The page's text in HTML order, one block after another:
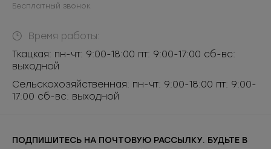
Бесплатный звонок
Время работы:
Ткацкая: пн-чт: 9:00-18:00 пт: 9:00-17:00 сб-вс:
выходной
Сельскохозяйственная: пн-чт: 9:00-18:00 пт: 9:00-
17:00 сб-вс: выходной
ПОДПИШИТЕСЬ НА ПОЧТОВУЮ РАССЫЛКУ. БУДЬТЕ В